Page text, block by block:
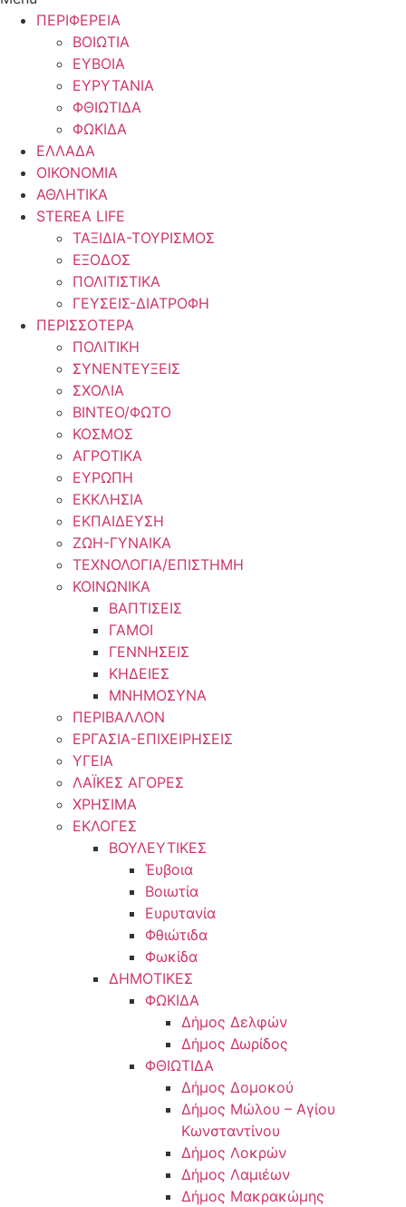
ΠΕΡΙΦΕΡΕΙΑ
ΒΟΙΩΤΙΑ
ΕΥΒΟΙΑ
ΕΥΡΥΤΑΝΙΑ
ΦΘΙΩΤΙΔΑ
ΦΩΚΙΔΑ
ΕΛΛΑΔΑ
ΟΙΚΟΝΟΜΙΑ
ΑΘΛΗΤΙΚΑ
STEREA LIFE
ΤΑΞΙΔΙΑ-ΤΟΥΡΙΣΜΟΣ
ΕΞΟΔΟΣ
ΠΟΛΙΤΙΣΤΙΚΑ
ΓΕΥΣΕΙΣ-ΔΙΑΤΡΟΦΗ
ΠΕΡΙΣΣΟΤΕΡΑ
ΠΟΛΙΤΙΚΗ
ΣΥΝΕΝΤΕΥΞΕΙΣ
ΣΧΟΛΙΑ
ΒΙΝΤΕΟ/ΦΩΤΟ
ΚΟΣΜΟΣ
ΑΓΡΟΤΙΚΑ
ΕΥΡΩΠΗ
ΕΚΚΛΗΣΙΑ
ΕΚΠΑΙΔΕΥΣΗ
ΖΩΗ-ΓΥΝΑΙΚΑ
ΤΕΧΝΟΛΟΓΙΑ/ΕΠΙΣΤΗΜΗ
ΚΟΙΝΩΝΙΚΑ
ΒΑΠΤΙΣΕΙΣ
ΓΑΜΟΙ
ΓΕΝΝΗΣΕΙΣ
ΚΗΔΕΙΕΣ
ΜΝΗΜΟΣΥΝΑ
ΠΕΡΙΒΑΛΛΟΝ
ΕΡΓΑΣΙΑ-ΕΠΙΧΕΙΡΗΣΕΙΣ
ΥΓΕΙΑ
ΛΑΪΚΕΣ ΑΓΟΡΕΣ
ΧΡΗΣΙΜΑ
ΕΚΛΟΓΕΣ
ΒΟΥΛΕΥΤΙΚΕΣ
Έυβοια
Βοιωτία
Ευρυτανία
Φθιώτιδα
Φωκίδα
ΔΗΜΟΤΙΚΕΣ
ΦΩΚΙΔΑ
Δήμος Δελφών
Δήμος Δωρίδος
ΦΘΙΩΤΙΔΑ
Δήμος Δομοκού
Δήμος Μώλου – Αγίου
Κωνσταντίνου
Δήμος Λοκρών
Δήμος Λαμιέων
Δήμος Μακρακώμης